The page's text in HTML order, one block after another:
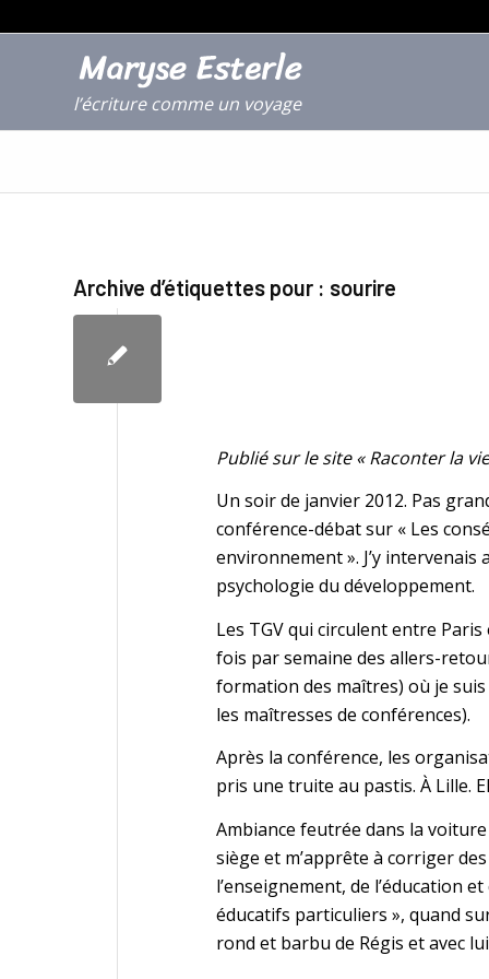
l’écriture comme un voyage
Archive d’étiquettes pour : sourire
Publié sur le site « Raconter la
Un soir de janvier 2012. Pas
conférence-débat sur « Les
environnement ». J’y
psychologie du développement.
Les TGV qui circulent entre
fois par semaine des allers-
formation des maîtres) où je
les maîtresses de conférences).
Après la conférence, les
pris une truite au pastis. À Lille.
Ambiance feutrée dans la
siège et m’apprête à corriger
l’enseignement, de l’éducation
éducatifs particuliers », quand
rond et barbu de Régis et avec